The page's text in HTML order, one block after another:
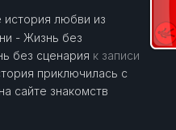
любви из
- Жизнь без
без сценария к записи
приключилась с
сайте знакомств